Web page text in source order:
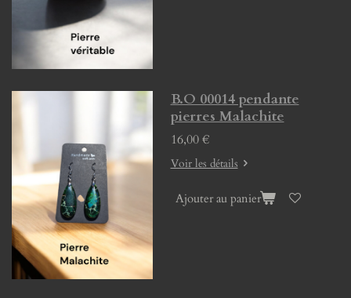
B.O 00014 pendante
pierres Malachite
16,00 €
Voir les détails
Ajouter au panier